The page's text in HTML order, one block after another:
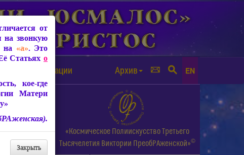
от чипизации Архив EN
Мира.
и др.
«Космическое Полиискусство Третьего
Тысячелетия Виктории ПреобРАженской»©
от
звонкую
на «а». Это
Статьях о
кое-где
Матери
Закрыть